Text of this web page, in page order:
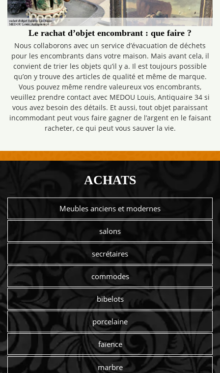
Le rachat d’objet encombrant : que faire ?
Nous collaborons avec un service d’évacuation de déchets
pour les encombrants dans votre maison. Mais avant cela, il
convient de trier les objets qu’il y a. Il est toujours possible
qu’on y trouve des articles de qualité et même de marque.
Vous pouvez même rendre valeureux vos encombrants,
veuillez prendre contact avec MEDOU Louis, Antiquaire 34 si
vous avez besoin des détails. Et aussi, tout objet paraissant
incommodant peut vous faire gagner de l’argent en le faisant
racheter, ce qui peut vous sauver la vie.
ACHATS
Meubles anciens et modernes
salons
secrétaires
commodes
bibelots
porcelaine
faïence
marbre